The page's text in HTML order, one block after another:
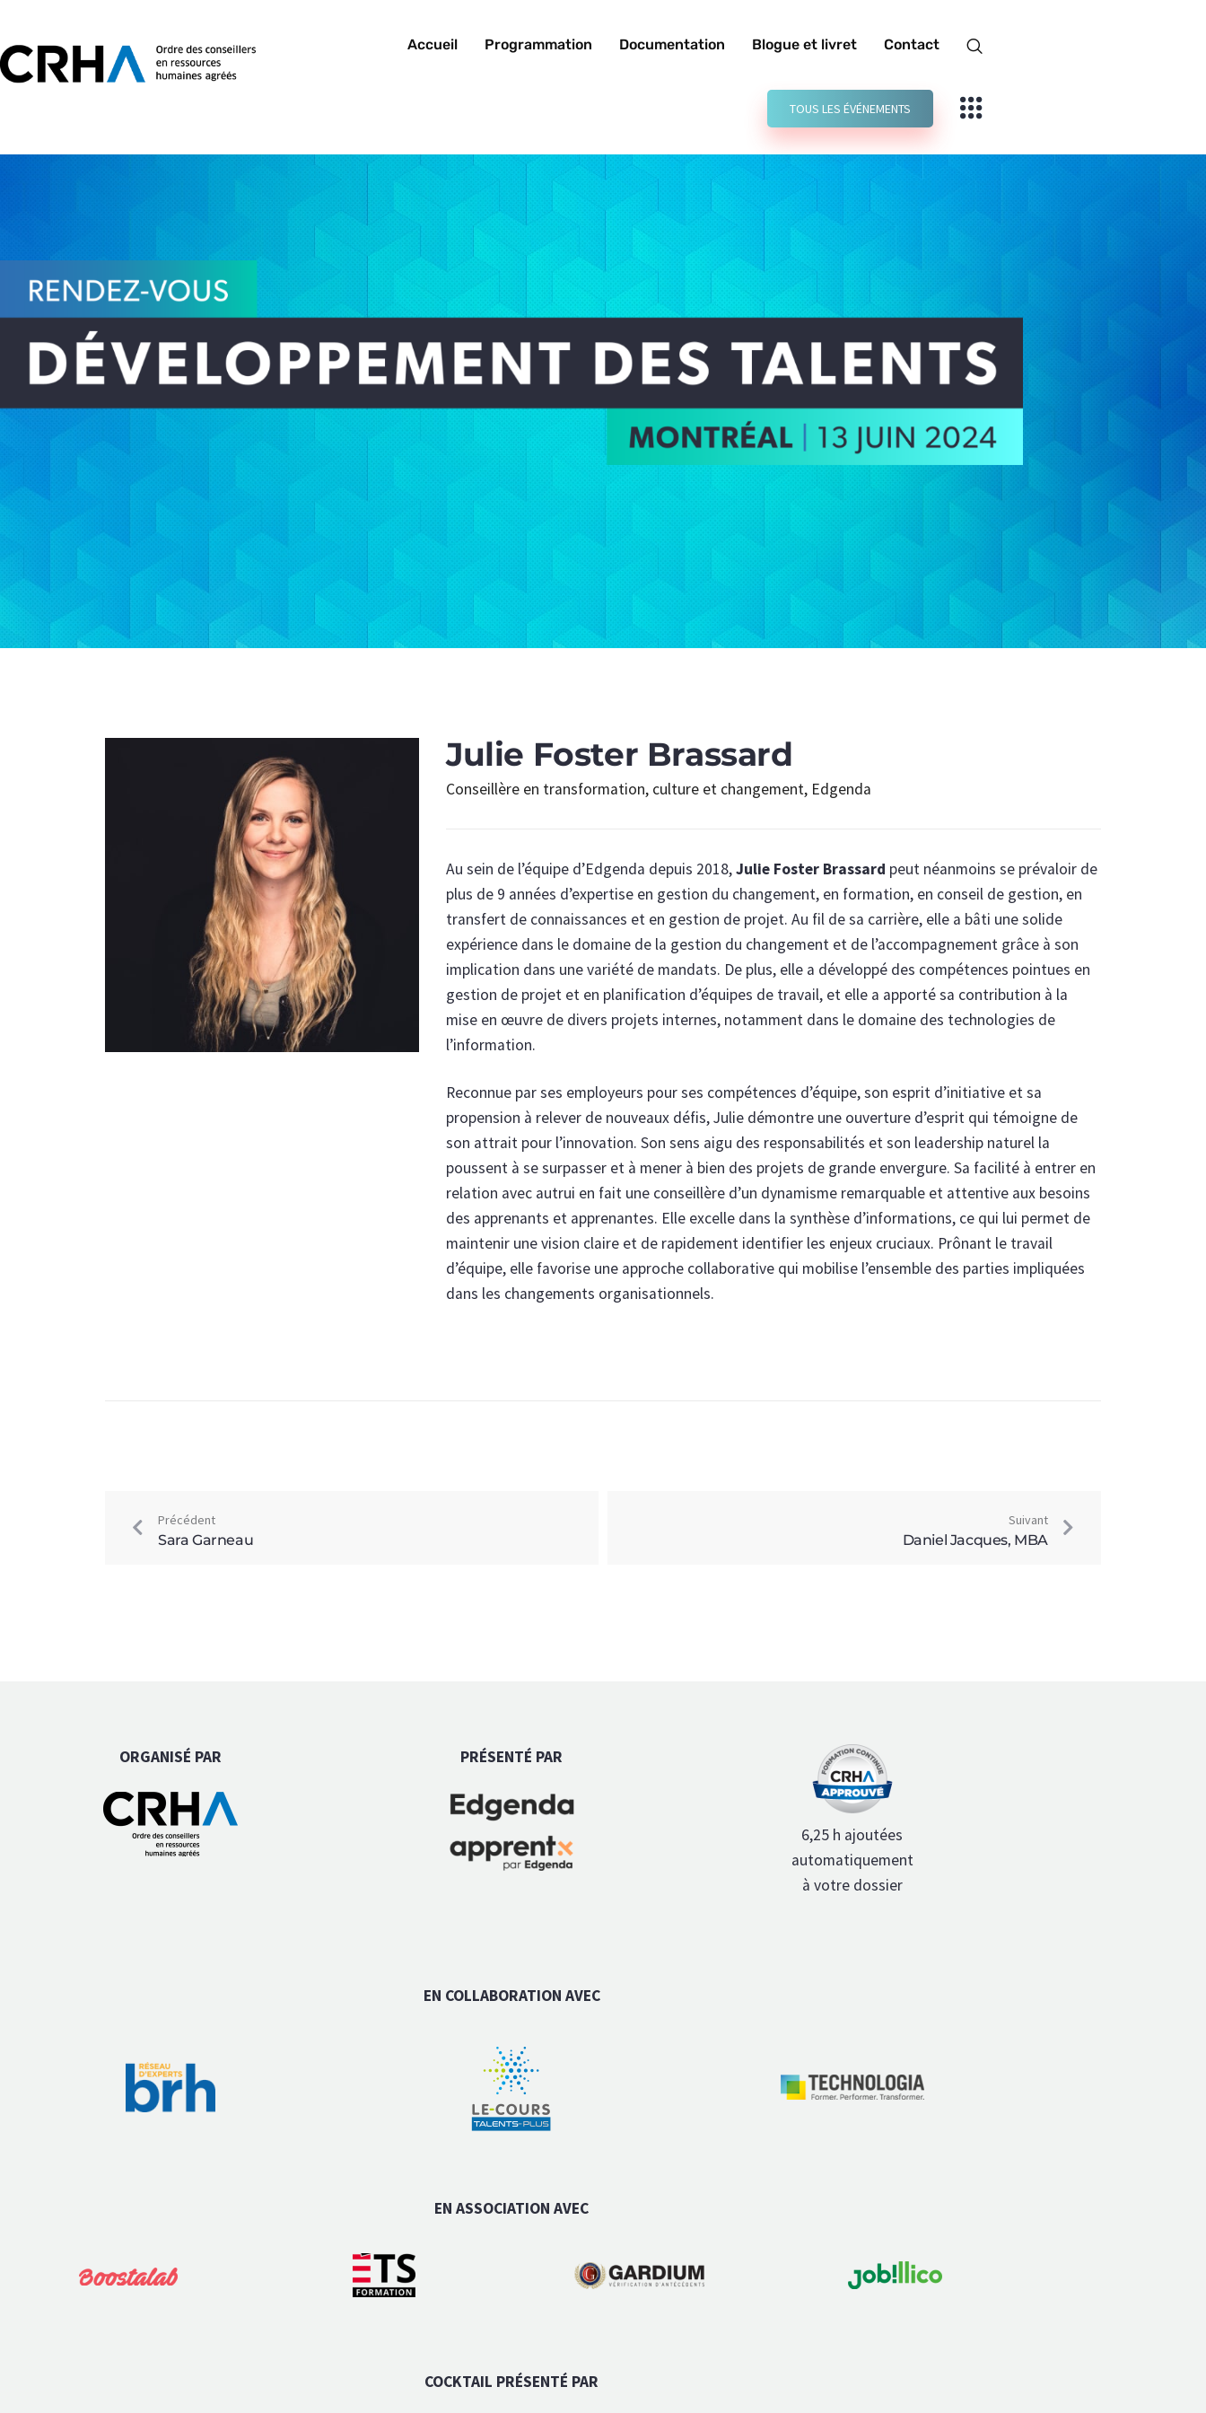
Accueil Programmation Documentation Blogue et livret Contact
TOUS LES ÉVÉNEMENTS
Julie Foster Brassard
Conseillère en transformation, culture et changement, Edgenda
Au sein de l’équipe d’Edgenda depuis 2018,Julie Foster Brassard peut néanmoins se prévaloir de
plus de 9 années d’expertise en gestion du changement, en formation, en conseil de gestion, en
transfert de connaissances et en gestion de projet. Au fil de sa carrière, elle a bâti une solide
expérience dans le domaine de la gestion du changement et de l’accompagnement grâce à son
implication dans une variété de mandats. De plus, elle a développé des compétences pointues en
gestion de projet et en planification d’équipes de travail, et elle a apporté sa contribution à la
mise en œuvre de divers projets internes, notamment dans le domaine des technologies de
l’information.
Reconnue par ses employeurs pour ses compétences d’équipe, son esprit d’initiative et sa
propension à relever de nouveaux défis, Julie démontre une ouverture d’esprit qui témoigne de
son attrait pour l’innovation. Son sens aigu des responsabilités et son leadership naturel la
poussent à se surpasser et à mener à bien des projets de grande envergure. Sa facilité à entrer en
relation avec autrui en fait une conseillère d’un dynamisme remarquable et attentive aux besoins
des apprenants et apprenantes. Elle excelle dans la synthèse d’informations, ce qui lui permet de
maintenir une vision claire et de rapidement identifier les enjeux cruciaux. Prônant le travail
d’équipe, elle favorise une approche collaborative qui mobilise l’ensemble des parties impliquées
dans les changements organisationnels.
Précédent
Sara Garneau
Suivant
Daniel Jacques, MBA
ORGANISÉ PAR PRÉSENTÉ PAR
6,25 h ajoutées
automatiquement
à votre dossier
EN COLLABORATION AVEC
EN ASSOCIATION AVEC
COCKTAIL PRÉSENTÉ PAR